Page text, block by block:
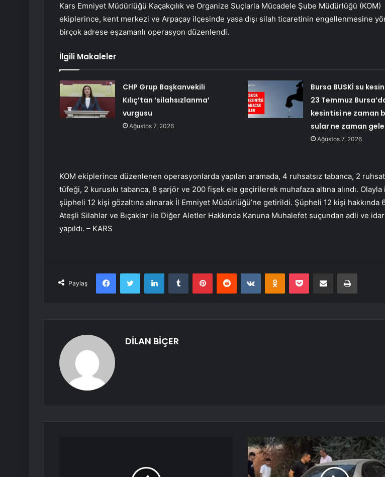
Kars Emniyet Müdürlüğü Kaçakçılık ve Organize Suçlarla Mücadele Şube Müdürlüğü (KOM)
ekiplerince, kent merkezi ve Arpaçay ilçesinde yasa dışı silah ticaretinin engellenmesine
birçok adrese eşzamanlı operasyon düzenlendi.
İlgili Makaleler
CHP Grup Başkanvekili
Kılıç’tan ‘silahsızlanma’
vurgusu
Ağustos 7, 2026
Bursa BUSKİ su
23 Temmuz
kesintisi ne zaman
sular ne zaman
Ağustos 7, 2026
KOM ekiplerince düzenlenen operasyonlarda yapılan aramada, 4 ruhsatsız tabanca, 2
tüfeği, 2 kurusıkı tabanca, 8 şarjör ve 200 fişek ele geçirilerek muhafaza altına alındı. Olayla
şüpheli 12 kişi gözaltına alınarak İl Emniyet Müdürlüğü’ne getirildi. Şüpheli 12 kişi hakkında
Ateşli Silahlar ve Bıçaklar ile Diğer Aletler Hakkında Kanuna Muhalefet suçundan adli ve
yapıldı. – KARS
Paylaş
FacebookTwitter LinkedInTumblr PinterestReddit VKontakteOdnoklassniki
Pocket E-Posta ile paylaş Yazdır
DİLAN BİÇER